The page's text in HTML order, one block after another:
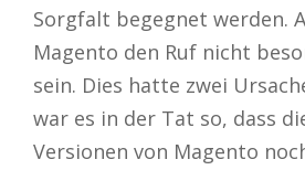
Sorgfalt begegnet werden.
Magento den Ruf nicht
sein. Dies hatte zwei
war es in der Tat so, dass
Versionen von Magento